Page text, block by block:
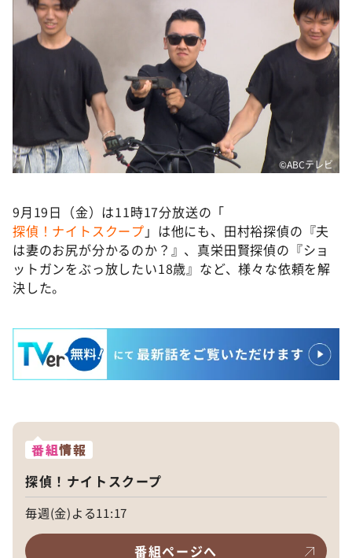
©️ABCテレビ
9月19日（金）は11時17分放送の「
探偵！ナイトスクープ 」は他にも、田村裕探偵の『夫
は妻のお尻が分かるのか？』、真栄田賢探偵の『ショ
ットガンをぶっ放したい18歳』など、様々な依頼を解
決した。
番組情報
探偵！ナイトスクープ
毎週(金)よる11:17
番組ページへ